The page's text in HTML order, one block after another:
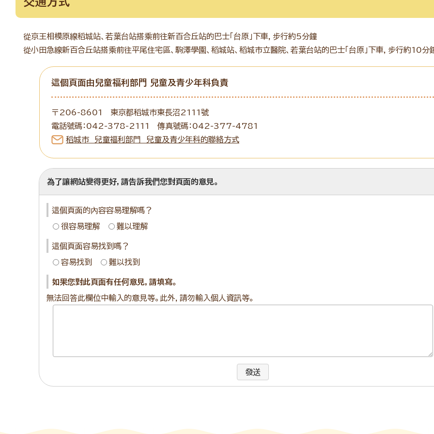
從京王相模原線稻城站、若葉台站搭乘前往新百合丘站的巴士「台原」下車，步行約5分鐘
從小田急線新百合丘站搭乘前往平尾住宅區、駒澤學園、稻城站、稻城市立醫院、若葉台站的巴士「台原」下車，步行約10分
這個頁面由兒童福利部門 兒童及青少年科負責
〒206-8601 東京都稻城市東長沼2111號
電話號碼：042-378-2111 傳真號碼：042-377-4781
稻城市 兒童福利部門 兒童及青少年科的聯絡方式
為了讓網站變得更好，請告訴我們您對頁面的意見。
這個頁面的內容容易理解嗎？
很容易理解 難以理解
這個頁面容易找到嗎？
容易找到 難以找到
如果您對此頁面有任何意見，請填寫。
無法回答此欄位中輸入的意見等。此外，請勿輸入個人資訊等。
發送